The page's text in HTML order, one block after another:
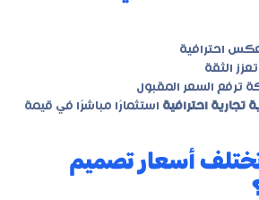
احترافية
الثقة
ترفع السعر المقبول
احترافية استثمارًا مباشرًا في قيمة
أسعار تصميم